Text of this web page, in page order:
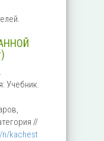
Учебник.
//
n/kachest